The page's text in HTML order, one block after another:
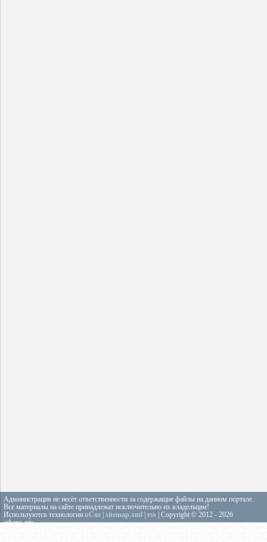
Администрация не несёт ответственности за содержащие файлы на данном портале.
Все материалы на сайте принадлежат исключительно их владельцам!
Используются технологии uCoz sitemap.xml rss | Copyright © 2012 - 2026
«theps.art»